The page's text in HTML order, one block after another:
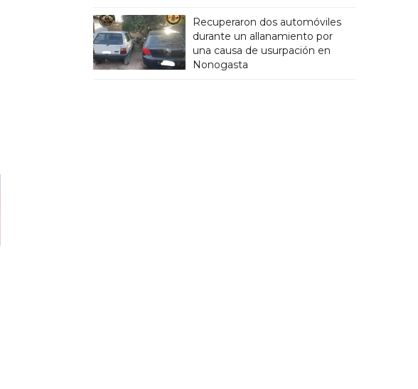
Recuperaron dos automóviles
durante un allanamiento por
una causa de usurpación en
Nonogasta